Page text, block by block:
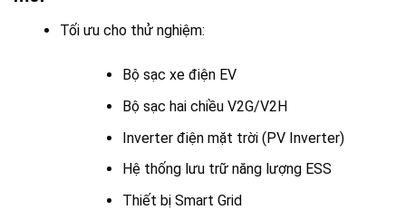
Tối ưu cho thử nghiệm:
Bộ sạc xe điện EV
Bộ sạc hai chiều V2G/V2H
Inverter điện mặt trời (PV Inverter)
Hệ thống lưu trữ năng lượng ESS
Thiết bị Smart Grid